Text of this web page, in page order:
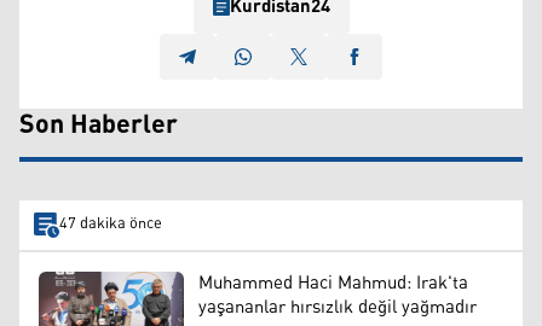
Son Haberler
47 dakika önce
Muhammed Haci Mahmud: Irak'ta
yaşananlar hırsızlık değil yağmadır